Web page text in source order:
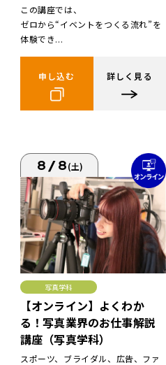
この講座では、
ゼロから“イベントをつくる流れ”を
体験でき...
申し込む 詳しく見る
8/8(土)
写真学科
【オンライン】よくわか
る！写真業界のお仕事解説
講座（写真学科）
スポーツ、ブライダル、広告、ファ